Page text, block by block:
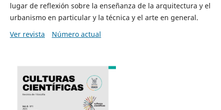
lugar de reflexión sobre la enseñanza de la arquitectura y el
urbanismo en particular y la técnica y el arte en general.
Ver revista
Número actual